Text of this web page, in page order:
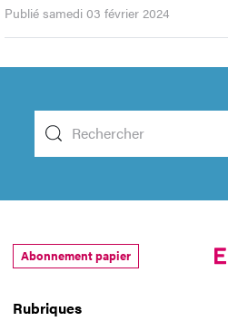
Publié samedi 03 février 2024
Rubriques
Abonnement papier